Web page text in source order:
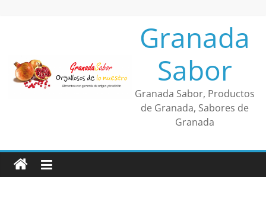
Granada
Sabor
Granada Sabor, Productos
de Granada, Sabores de
Granada